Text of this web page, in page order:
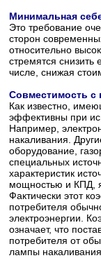
Минимальная
Это требование
сторон
относительно
стремятся
числе, снижая
Совместимость с
Как известно,
эффективны при
Например,
накаливания.
оборудование,
специальных
характеристик
мощностью и КПД,
Фактически этот
потребителя
электроэнергии.
означает, что
потребителя от
лампы накаливания.